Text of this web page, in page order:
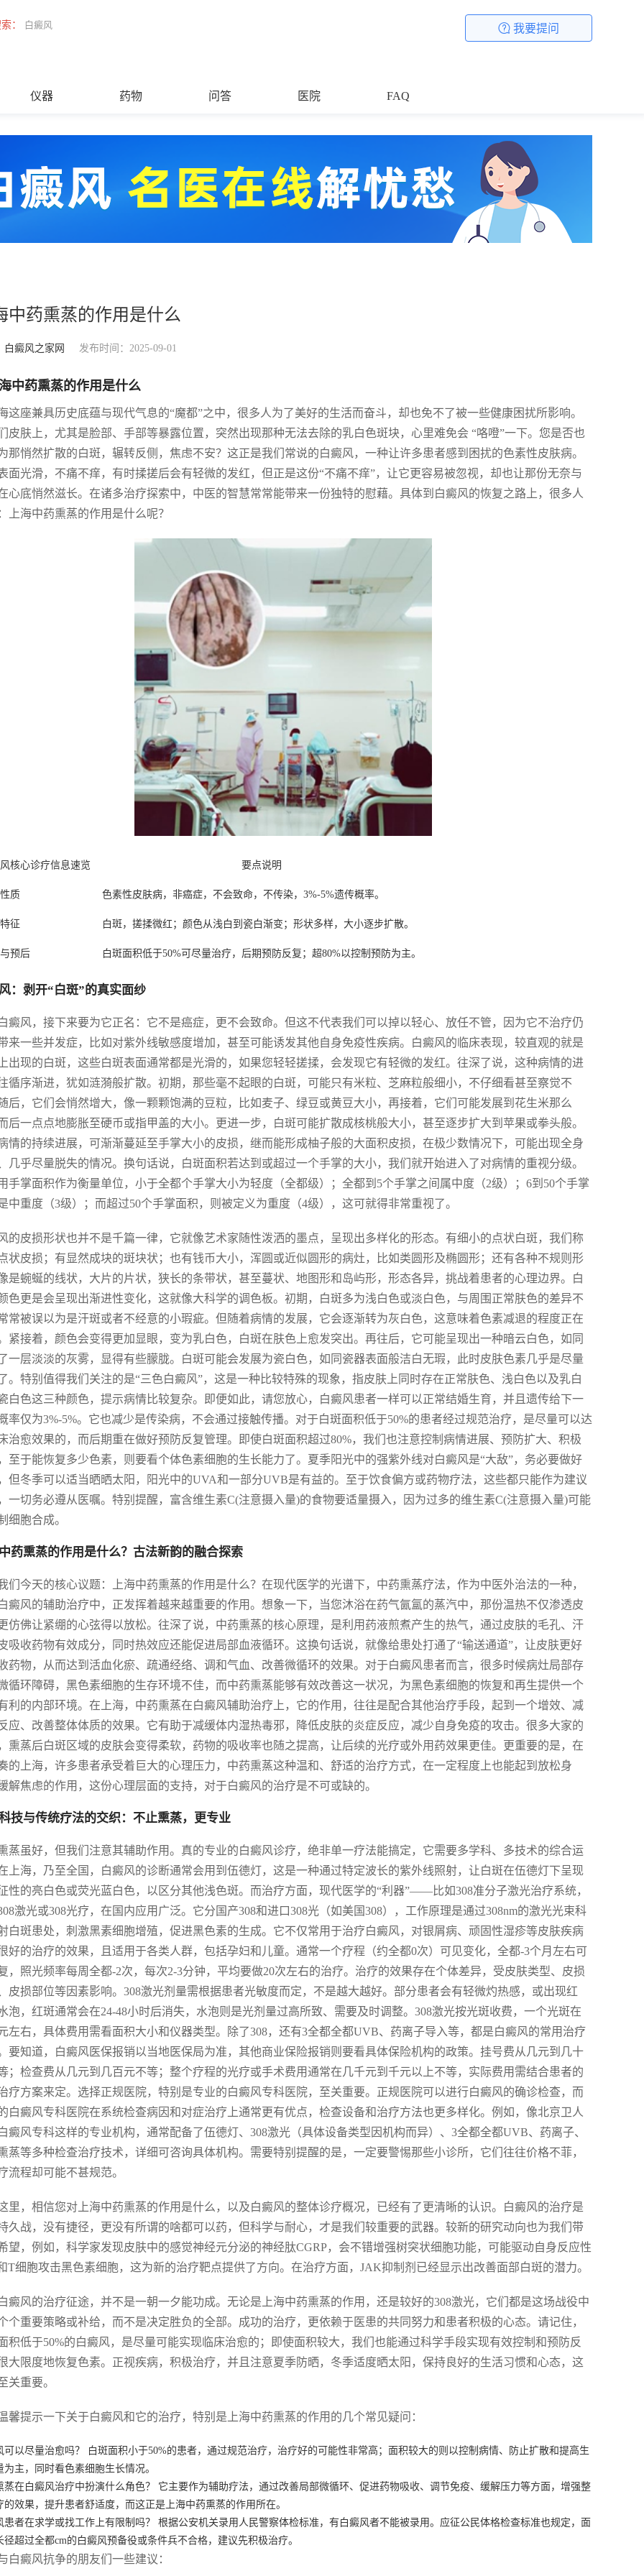
： 白癜风 我要提问
仪器 药物 问答 医院 FAQ
中药熏蒸的作用是什么
白癜风之家网 发布时间：2025-09-01
中药熏蒸的作用是什么
这座兼具历史底蕴与现代气息的“魔都”之中，很多人为了美好的生活而奋斗，却也免不了被一些健康困扰所影响。
皮肤上，尤其是脸部、手部等暴露位置，突然出现那种无法去除的乳白色斑块，心里难免会 “咯噔”一下。您是否也
那悄然扩散的白斑，辗转反侧，焦虑不安？这正是我们常说的白癜风，一种让许多患者感到困扰的色素性皮肤病。
面光滑，不痛不痒，有时揉搓后会有轻微的发红，但正是这份“不痛不痒”，让它更容易被忽视，却也让那份无奈与
心底悄然滋长。在诸多治疗探索中，中医的智慧常常能带来一份独特的慰藉。具体到白癜风的恢复之路上，很多人
上海中药熏蒸的作用是什么呢？
核心诊疗信息速览 要点说明
质 色素性皮肤病，非癌症，不会致命，不传染，3%-5%遗传概率。
征 白斑，搓揉微红；颜色从浅白到瓷白渐变；形状多样，大小逐步扩散。
预后 白斑面积低于50%可尽量治疗，后期预防反复；超80%以控制预防为主。
：剥开“白斑”的真实面纱
癜风，接下来要为它正名：它不是癌症，更不会致命。但这不代表我们可以掉以轻心、放任不管，因为它不治疗仍
来一些并发症，比如对紫外线敏感度增加，甚至可能诱发其他自身免疫性疾病。白癜风的临床表现，较直观的就是
出现的白斑，这些白斑表面通常都是光滑的，如果您轻轻搓揉，会发现它有轻微的发红。往深了说，这种病情的进
循序渐进，犹如涟漪般扩散。初期，那些毫不起眼的白斑，可能只有米粒、芝麻粒般细小，不仔细看甚至察觉不
后，它们会悄然增大，像一颗颗饱满的豆粒，比如麦子、绿豆或黄豆大小，再接着，它们可能发展到花生米那么
后一点点地膨胀至硬币或指甲盖的大小。更进一步，白斑可能扩散成核桃般大小，甚至逐步扩大到苹果或拳头般。
情的持续进展，可渐渐蔓延至手掌大小的皮损，继而能形成柚子般的大面积皮损，在极少数情况下，可能出现全身
几乎尽量脱失的情况。换句话说，白斑面积若达到或超过一个手掌的大小，我们就开始进入了对病情的重视分级。
手掌面积作为衡量单位，小于全都个手掌大小为轻度（全都级）；全都到5个手掌之间属中度（2级）；6到50个手掌
中重度（3级）；而超过50个手掌面积，则被定义为重度（4级），这可就得非常重视了。
的皮损形状也并不是千篇一律，它就像艺术家随性泼洒的墨点，呈现出多样化的形态。有细小的点状白斑，我们称
状皮损；有显然成块的斑块状；也有钱币大小，浑圆或近似圆形的病灶，比如类圆形及椭圆形；还有各种不规则形
是蜿蜒的线状，大片的片状，狭长的条带状，甚至蔓状、地图形和岛屿形，形态各异，挑战着患者的心理边界。白
色更是会呈现出渐进性变化，这就像大科学的调色板。初期，白斑多为浅白色或淡白色，与周围正常肤色的差异不
常被误以为是汗斑或者不经意的小瑕疵。但随着病情的发展，它会逐渐转为灰白色，这意味着色素减退的程度正在
紧接着，颜色会变得更加显眼，变为乳白色，白斑在肤色上愈发突出。再往后，它可能呈现出一种暗云白色，如同
一层淡淡的灰雾，显得有些朦胧。白斑可能会发展为瓷白色，如同瓷器表面般洁白无瑕，此时皮肤色素几乎是尽量
。特别值得我们关注的是“三色白癜风”，这是一种比较特殊的现象，指皮肤上同时存在正常肤色、浅白色以及乳白
白色这三种颜色，提示病情比较复杂。即便如此，请您放心，白癜风患者一样可以正常结婚生育，并且遗传给下一
率仅为3%-5%。它也减少是传染病，不会通过接触传播。对于白斑面积低于50%的患者经过规范治疗，是尽量可以达
治愈效果的，而后期重在做好预防反复管理。即使白斑面积超过80%，我们也注意控制病情进展、预防扩大、积极
至于能恢复多少色素，则要看个体色素细胞的生长能力了。夏季阳光中的强紫外线对白癜风是“大敌”，务必要做好
但冬季可以适当晒晒太阳，阳光中的UVA和一部分UVB是有益的。至于饮食偏方或药物疗法，这些都只能作为建议
一切务必遵从医嘱。特别提醒，富含维生素C(注意摄入量)的食物要适量摄入，因为过多的维生素C(注意摄入量)可能
细胞合成。
药熏蒸的作用是什么？古法新韵的融合探索
们今天的核心议题：上海中药熏蒸的作用是什么？在现代医学的光谱下，中药熏蒸疗法，作为中医外治法的一种，
癜风的辅助治疗中，正发挥着越来越重要的作用。想象一下，当您沐浴在药气氤氲的蒸汽中，那份温热不仅渗透皮
仿佛让紧绷的心弦得以放松。往深了说，中药熏蒸的核心原理，是利用药液煎煮产生的热气，通过皮肤的毛孔、汗
吸收药物有效成分，同时热效应还能促进局部血液循环。这换句话说，就像给患处打通了“输送通道”，让皮肤更好
药物，从而达到活血化瘀、疏通经络、调和气血、改善微循环的效果。对于白癜风患者而言，很多时候病灶局部存
循环障碍，黑色素细胞的生存环境不佳，而中药熏蒸能够有效改善这一状况，为黑色素细胞的恢复和再生提供一个
利的内部环境。在上海，中药熏蒸在白癜风辅助治疗上，它的作用，往往是配合其他治疗手段，起到一个增效、减
应、改善整体体质的效果。它有助于减缓体内湿热毒邪，降低皮肤的炎症反应，减少自身免疫的攻击。很多大家的
熏蒸后白斑区域的皮肤会变得柔软，药物的吸收率也随之提高，让后续的光疗或外用药效果更佳。更重要的是，在
的上海，许多患者承受着巨大的心理压力，中药熏蒸这种温和、舒适的治疗方式，在一定程度上也能起到放松身
解焦虑的作用，这份心理层面的支持，对于白癜风的治疗是不可或缺的。
技与传统疗法的交织：不止熏蒸，更专业
蒸虽好，但我们注意其辅助作用。真的专业的白癜风诊疗，绝非单一疗法能搞定，它需要多学科、多技术的综合运
上海，乃至全国，白癜风的诊断通常会用到伍德灯，这是一种通过特定波长的紫外线照射，让白斑在伍德灯下呈现
性的亮白色或荧光蓝白色，以区分其他浅色斑。而治疗方面，现代医学的“利器”——比如308准分子激光治疗系统，
激光或308光疗，在国内应用广泛。它分国产308和进口308光（如美国308），工作原理是通过308nm的激光光束科
白斑患处，刺激黑素细胞增殖，促进黑色素的生成。它不仅常用于治疗白癜风，对银屑病、顽固性湿疹等皮肤疾病
好的治疗的效果，且适用于各类人群，包括孕妇和儿童。通常一个疗程（约全都0次）可见变化，全都-3个月左右可
，照光频率每周全都-2次，每次2-3分钟，平均要做20次左右的治疗。治疗的效果存在个体差异，受皮肤类型、皮损
皮损部位等因素影响。308激光剂量需根据患者光敏度而定，不是越大越好。部分患者会有轻微灼热感，或出现红
泡，红斑通常会在24-48小时后消失，水泡则是光剂量过高所致、需要及时调整。308激光按光斑收费，一个光斑在
左右，具体费用需看面积大小和仪器类型。除了308，还有3全都全都UVB、药离子导入等，都是白癜风的常用治疗
要知道，白癜风医保报销以当地医保局为准，其他商业保险报销则要看具体保险机构的政策。挂号费从几元到几十
；检查费从几元到几百元不等；整个疗程的光疗或手术费用通常在几千元到千元以上不等，实际费用需结合患者的
疗方案来定。选择正规医院，特别是专业的白癜风专科医院，至关重要。正规医院可以进行白癜风的确诊检查，而
白癜风专科医院在系统检查病因和对症治疗上通常更有优点，检查设备和治疗方法也更多样化。例如，像北京卫人
癜风专科这样的专业机构，通常配备了伍德灯、308激光（具体设备类型因机构而异）、3全都全都UVB、药离子、
蒸等多种检查治疗技术，详细可咨询具体机构。需要特别提醒的是，一定要警惕那些小诊所，它们往往价格不菲，
流程却可能不甚规范。
里，相信您对上海中药熏蒸的作用是什么，以及白癜风的整体诊疗概况，已经有了更清晰的认识。白癜风的治疗是
久战，没有捷径，更没有所谓的啥都可以药，但科学与耐心，才是我们较重要的武器。较新的研究动向也为我们带
望，例如，科学家发现皮肤中的感觉神经元分泌的神经肽CGRP，会不错增强树突状细胞功能，可能驱动自身反应性
T细胞攻击黑色素细胞，这为新的治疗靶点提供了方向。在治疗方面，JAK抑制剂已经显示出改善面部白斑的潜力。
癜风的治疗征途，并不是一朝一夕能功成。无论是上海中药熏蒸的作用，还是较好的308激光，它们都是这场战役中
个重要策略或补给，而不是决定胜负的全部。成功的治疗，更依赖于医患的共同努力和患者积极的心态。请记住，
积低于50%的白癜风，是尽量可能实现临床治愈的；即使面积较大，我们也能通过科学手段实现有效控制和预防反
大限度地恢复色素。正视疾病，积极治疗，并且注意夏季防晒，冬季适度晒太阳，保持良好的生活习惯和心态，这
关重要。
馨提示一下关于白癜风和它的治疗，特别是上海中药熏蒸的作用的几个常见疑问：
可以尽量治愈吗？ 白斑面积小于50%的患者，通过规范治疗，治疗好的可能性非常高；面积较大的则以控制病情、防止扩散和提高生
为主，同时看色素细胞生长情况。
蒸在白癜风治疗中扮演什么角色？ 它主要作为辅助疗法，通过改善局部微循环、促进药物吸收、调节免疫、缓解压力等方面，增强整
的效果，提升患者舒适度，而这正是上海中药熏蒸的作用所在。
患者在求学或找工作上有限制吗？ 根据公安机关录用人民警察体检标准，有白癜风者不能被录用。应征公民体格检查标准也规定，面
径超过全都cm的白癜风预备役或条件兵不合格，建议先积极治疗。
白癜风抗争的朋友们一些建议：